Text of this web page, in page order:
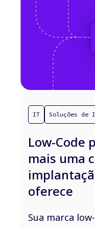
IT Soluções de
Low-Code
mais uma
oferece
Sua marca